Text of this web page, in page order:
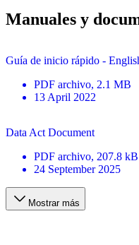
Manuales y
Guía de inicio rápido -
PDF archivo, 2.1 MB
13 April 2022
Data Act Document
PDF archivo, 207.8 kB
24 September 2025
Mostrar más